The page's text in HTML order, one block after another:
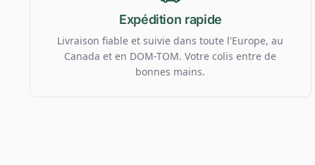
Expédition rapide
Livraison fiable et suivie dans toute l'Europe, au
Canada et en DOM-TOM. Votre colis entre de
bonnes mains.